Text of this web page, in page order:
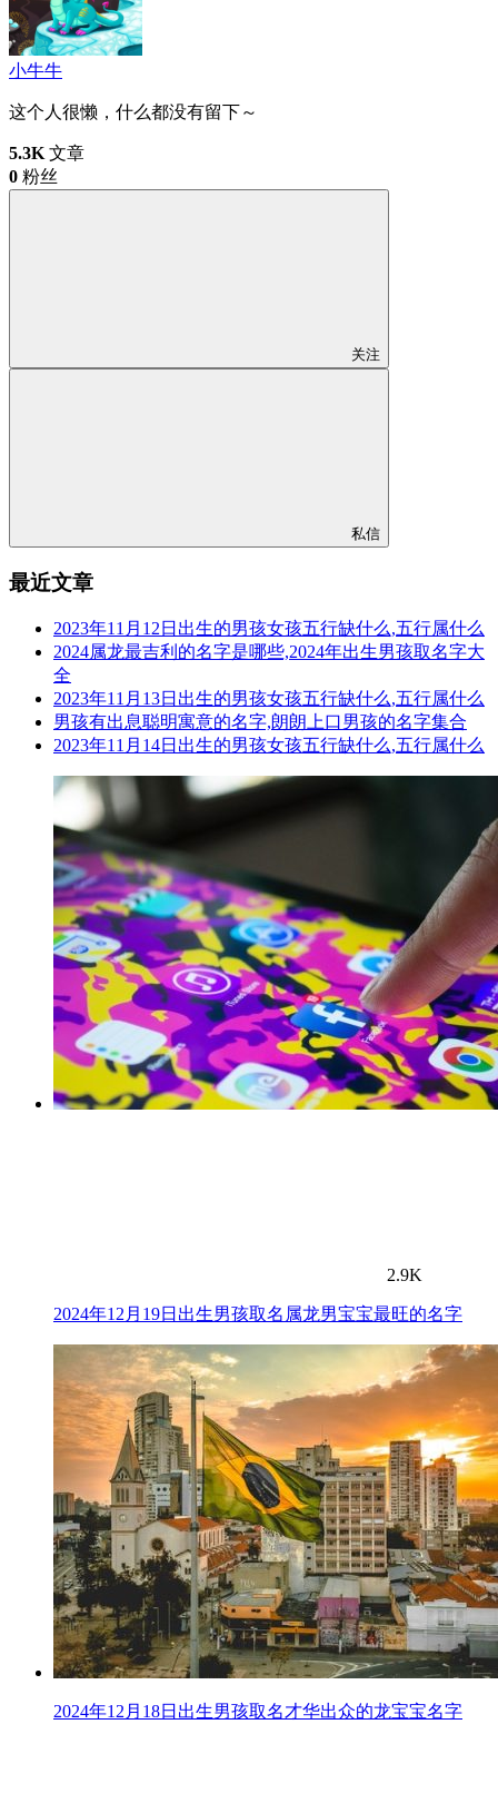
小牛牛
这个人很懒，什么都没有留下～
5.3K 文章
0 粉丝
关注
私信
最近文章
2023年11月12日出生的男孩女孩五行缺什么,五行属什么
2024属龙最吉利的名字是哪些,2024年出生男孩取名字大
全
2023年11月13日出生的男孩女孩五行缺什么,五行属什么
男孩有出息聪明寓意的名字,朗朗上口男孩的名字集合
2023年11月14日出生的男孩女孩五行缺什么,五行属什么
2.9K
2024年12月19日出生男孩取名属龙男宝宝最旺的名字
2024年12月18日出生男孩取名才华出众的龙宝宝名字